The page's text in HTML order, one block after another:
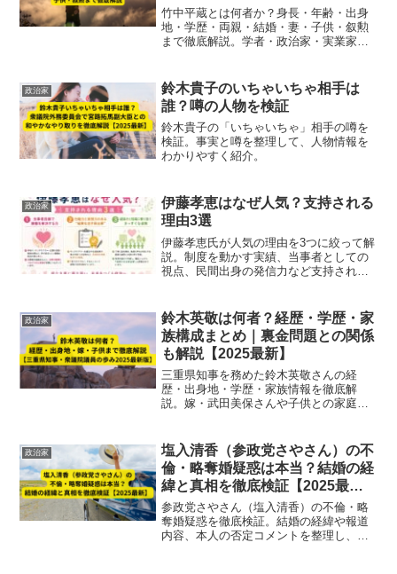
竹中平蔵とは何者か？身長・年齢・出身
地・学歴・両親・結婚・妻・子供・叙勲
まで徹底解説。学者・政治家・実業家と
貌を分かりやすく紹介するブログ記事で
す。
政治家
鈴木貴子のいちゃいちゃ相手は
誰？噂の人物を検証
鈴木貴子の「いちゃいちゃ」相手の噂を
検証。事実と噂を整理して、人物情報を
わかりやすく紹介。
政治家
伊藤孝恵はなぜ人気？支持される
理由3選
伊藤孝恵氏が人気の理由を3つに絞って解
説。制度を動かす実績、当事者としての
視点、民間出身の発信力など支持される
政治家
鈴木英敬は何者？経歴・学歴・家
族構成まとめ｜裏金問題との関係
も解説【2025最新】
三重県知事を務めた鈴木英敬さんの経
歴・出身地・学歴・家族情報を徹底解
説。嫁・武田美保さんや子供との家庭生
政治家
塩入清香（参政党さやさん）の不
倫・略奪婚疑惑は本当？結婚の経
緯と真相を徹底検証【2025最
新】
参政党さやさん（塩入清香）の不倫・略
奪婚疑惑を徹底検証。結婚の経緯や報道
内容、本人の否定コメントを整理し、真